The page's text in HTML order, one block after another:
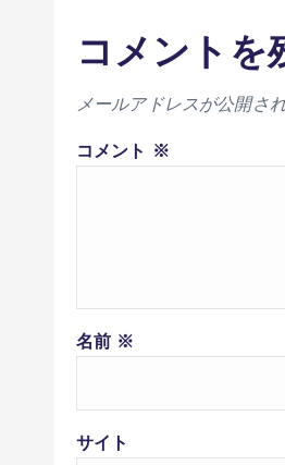
コメントを
メールアドレスが公開さ
コメント ※
名前 ※
サイト